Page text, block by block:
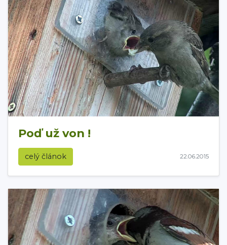
Poď už von !
celý článok 22.06.2015